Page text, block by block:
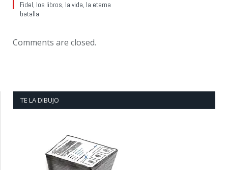
Fidel, los libros, la vida, la eterna
batalla
Comments are closed.
TE LA DIBUJO